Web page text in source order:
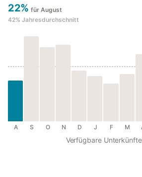
22% für August
42% Jahresdurchschnitt
A S O N D J F M
Verfügbare